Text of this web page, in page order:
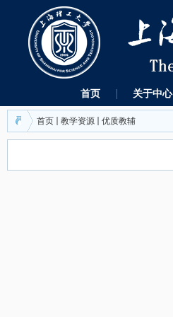
首页 关于中心
首页 教学资源 优质教辅